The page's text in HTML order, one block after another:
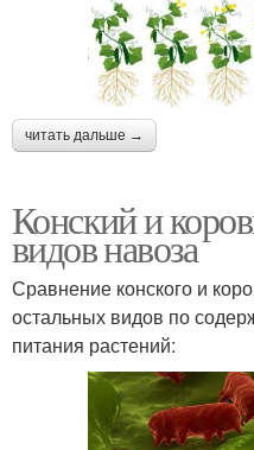
читать дальше →
Конский и
видов навоза
Сравнение конского и
остальных видов по
питания растений: